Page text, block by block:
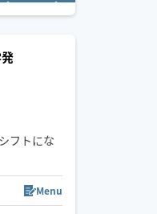
フトにな
でお気軽
Menu